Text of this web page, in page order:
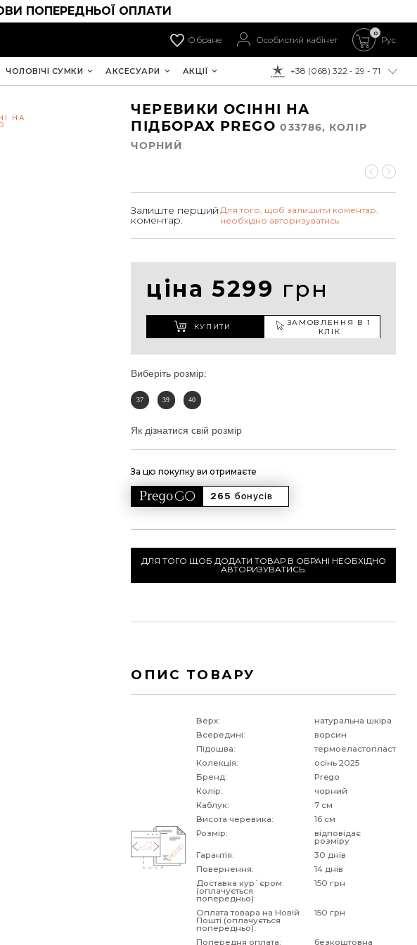
ПОПЕРЕДНЬОЇ ОПЛАТИ
Обране Особистий кабінет
0
Рус
ДО ОПЛАТИ:
+38 (068) 322 - 29 - 71
ЧОЛОВІЧІ СУМКИ АКСЕСУАРИ АКЦІЇ
НА
ЧЕРЕВИКИ ОСІННІ НА
ПІДБОРАХ PREGO033786, КОЛIР
ЧОРНИЙ
Залиште перший
коментар.
Для того, щоб залишити коментар,
необхідно авторизуватись.
ціна 5299 грн
КУПИТИ
ЗАМОВЛЕННЯ В 1
КЛІК
Виберіть розмір:
37 39 40
Як дізнатися свій розмір
За цю покупку ви отримаєте
265 бонусів
ДЛЯ ТОГО ЩОБ ДОДАТИ ТОВАР В ОБРАНІ НЕОБХІДНО
АВТОРИЗУВАТИСЬ.
ОПИС ТОВАРУ
Верх:
натуральна шкіра
Всередині:
ворсин
Підошва:
термоеластопласт
Колекція:
осінь 2025
Бренд:
Prego
Колір:
чорний
Каблук:
7 см
Висота черевика:
16 см
Розмір:
відповідає
розміру
Гарантія:
30 днів
Повернення:
14 днів
Доставка кур`єром
(оплачується
попередньо):
150 грн
Оплата товара на Новій
Пошті (оплачується
попередньо):
150 грн
Попередня оплата: безкоштовна